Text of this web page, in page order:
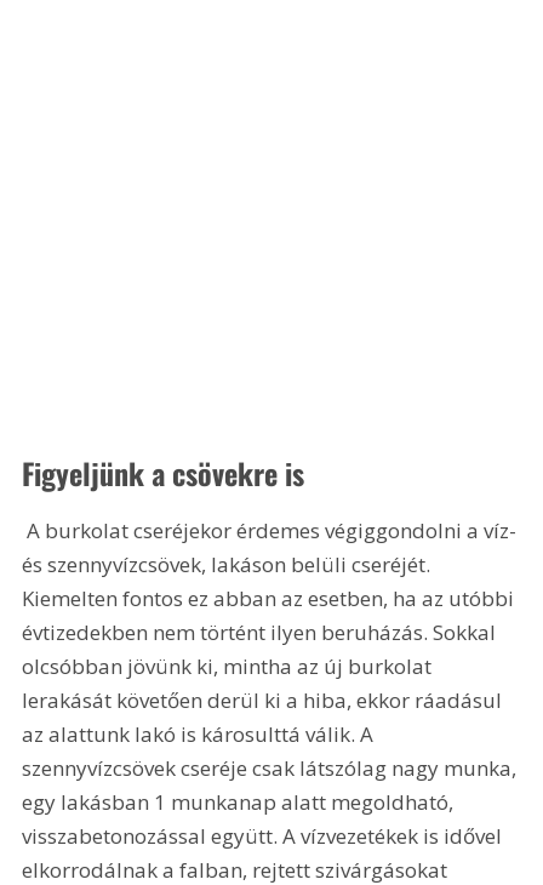
Figyeljünk a csövekre is
A burkolat cseréjekor érdemes végiggondolni a víz-
és szennyvízcsövek, lakáson belüli cseréjét.
Kiemelten fontos ez abban az esetben, ha az utóbbi
évtizedekben nem történt ilyen beruházás. Sokkal
olcsóbban jövünk ki, mintha az új burkolat
lerakását követően derül ki a hiba, ekkor ráadásul
az alattunk lakó is károsulttá válik. A
szennyvízcsövek cseréje csak látszólag nagy munka,
egy lakásban 1 munkanap alatt megoldható,
visszabetonozással együtt. A vízvezetékek is idővel
elkorrodálnak a falban, rejtett szivárgásokat